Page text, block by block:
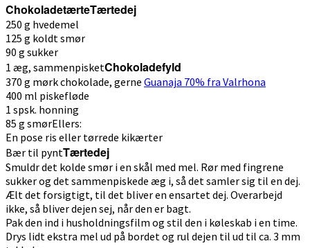
ChokoladetærteTærtedej
250 g hvedemel
125 g koldt smør
90 g sukker
1 æg, sammenpisketChokoladefyld
370 g mørk chokolade, gerne Guanaja 70% fra Valrhona
400 ml piskefløde
1 spsk. honning
85 g smørEllers:
En pose ris eller tørrede kikærter
Bær til pyntTærtedej
Smuldr det kolde smør i en skål med mel. Rør med fingrene
sukker og det sammenpiskede æg i, så det samler sig til en dej.
Ælt det forsigtigt, til det bliver en ensartet dej. Overarbejd
ikke, så bliver dejen sej, når den er bagt.
Pak den ind i husholdningsfilm og stil den i køleskab i en time.
Drys lidt ekstra mel ud på bordet og rul dejen til ud til ca. 3 mm